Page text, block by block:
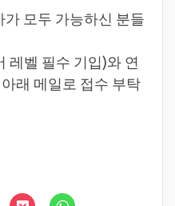
모두 가능하신 분들
레벨 필수 기입)와 연
래 메일로 접수 부탁